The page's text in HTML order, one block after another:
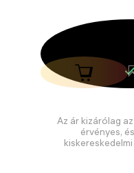
Az ár kizárólag
érvényes,